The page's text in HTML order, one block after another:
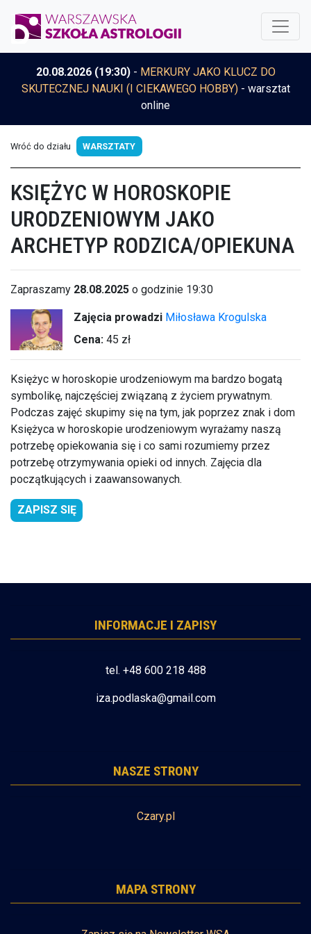
20.08.2026 (19:30)- MERKURY JAKO KLUCZ DO
SKUTECZNEJ NAUKI (I CIEKAWEGO HOBBY)- warsztat
online
Wróć do działu WARSZTATY
KSIĘŻYC W HOROSKOPIE
URODZENIOWYM JAKO
ARCHETYP RODZICA/OPIEKUNA
Zapraszamy 28.08.2025 o godzinie 19:30
Zajęcia prowadzi Miłosława Krogulska
Cena: 45 zł
Księżyc w horoskopie urodzeniowym ma bardzo bogatą
symbolikę, najczęściej związaną z życiem prywatnym.
Podczas zajęć skupimy się na tym, jak poprzez znak i dom
Księżyca w horoskopie urodzeniowym wyrażamy naszą
potrzebę opiekowania się i co sami rozumiemy przez
potrzebę otrzymywania opieki od innych. Zajęcia dla
początkujących i zaawansowanych.
ZAPISZ SIĘ
INFORMACJE I ZAPISY
tel. +48 600 218 488
iza.podlaska@gmail.com
NASZE STRONY
Czary.pl
MAPA STRONY